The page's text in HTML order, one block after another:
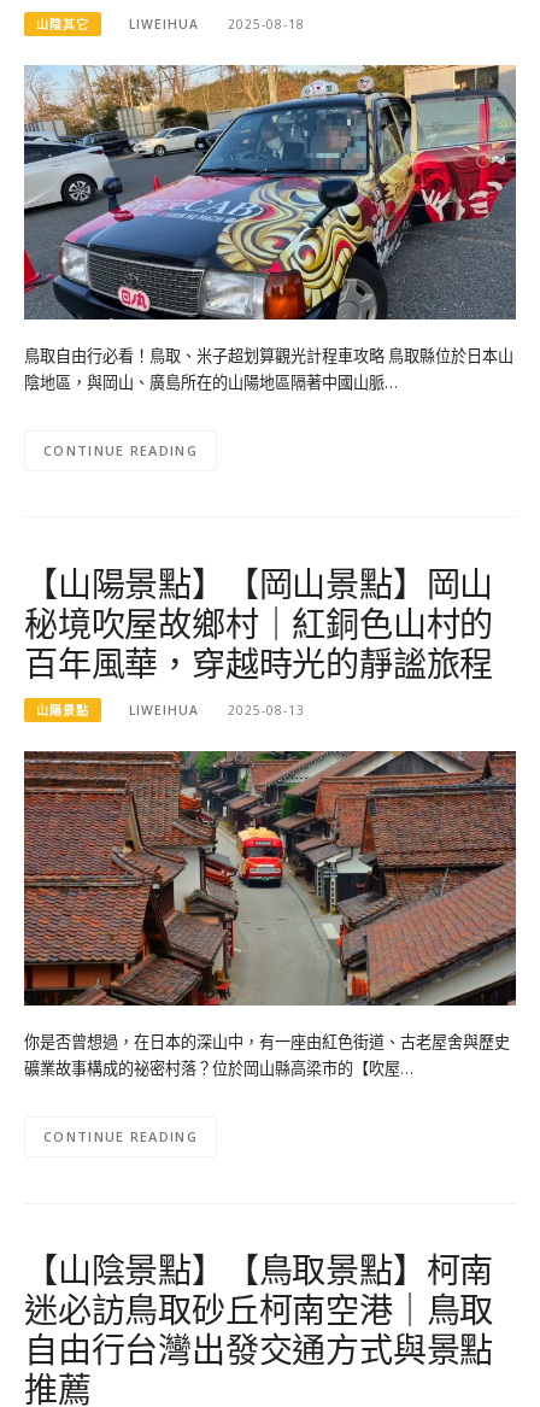
山陰其它 LIWEIHUA 2025-08-18
鳥取自由行必看！鳥取、米子超划算觀光計程車攻略 鳥取縣位於日本山
陰地區，與岡山、廣島所在的山陽地區隔著中國山脈…
CONTINUE READING
【山陽景點】【岡山景點】岡山
秘境吹屋故鄉村｜紅銅色山村的
百年風華，穿越時光的靜謐旅程
山陽景點 LIWEIHUA 2025-08-13
你是否曾想過，在日本的深山中，有一座由紅色街道、古老屋舍與歷史
礦業故事構成的祕密村落？位於岡山縣高梁市的【吹屋…
CONTINUE READING
【山陰景點】【鳥取景點】柯南
迷必訪鳥取砂丘柯南空港｜鳥取
自由行台灣出發交通方式與景點
推薦